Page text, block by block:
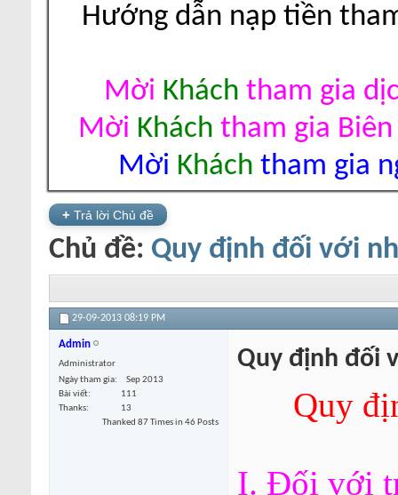
Hướng dẫn nạp tiền
Mời Khách tham gia
Mời Khách tham gia
Mời Khách tham gia
+ Trả lời Chủ đề
Chủ đề: Quy định đối với
29-09-2013 08:19 PM
Admin
Administrator
Ngày tham gia
Sep 2013
Bài viết
111
Thanks
13
Thanked 87 Times in 46 Posts
Quy định đối
Quy
I. Đối với